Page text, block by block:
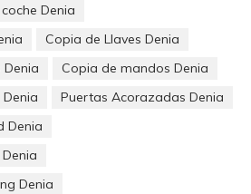
de llaves es necesaria una
se adquiere con la compra del
acreditar ser el dueño del vehículo, a
Denia
Copia de Llaves Denia
Copia de mandos Denia
Puertas Acorazadas Denia
Denia
Denia